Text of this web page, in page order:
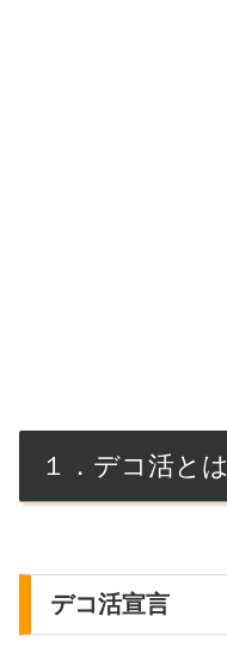
１．デコ活とは
デコ活宣言